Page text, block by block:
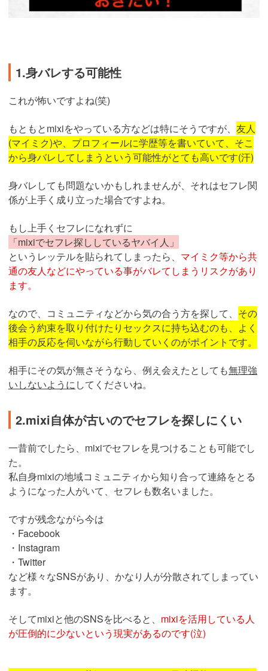
1.身バレする可能性
これが怖いですよね(笑)
もともとmixiをやっている方などは特にそうですが、 友人
(マイミク)や、プロフィールに学歴等を書いていて、そこ
から身バレしてしまうという可能性がとても高いです(汗)
身バレしても問題ないかもしれませんが、それはセフレ関
係が上手く成り立った場合ですよね。
もし上手くセフレになれずに
「mixiでセフレ探ししているヤバイ人」
というレッテルを貼られてしまったら、 マイミク等から共
通の友人などにやっている事がバレてしまうリスクがあり
ます。
なので、コミュニティなどから気の合う方を探して、 その
後会う約束を取り付けたりセックスに持ち込むのも、よく
相手の反応を伺いながら行動していくのがポイントです。
相手にその気が無さそうなら、例え会えたとしても無理強
いしないようにしてくださいね。
2.mixi自体が古いのでセフレを探しにくい
一昔前でしたら、mixiでセフレを見つけることも可能でし
た。
私自身mixiの地域コミュニティから知り合って連絡をとる
ようになった人がいて、セフレも数名いました。
ですが残念ながら今は
・Facebook
・Instagram
・Twitter
など様々なSNSがあり、かなり人が分散されてしまってい
ます。
そしてmixiと他のSNSを比べると、 mixiを活用している人
が圧倒的に少ないという現実があるのです(泣)